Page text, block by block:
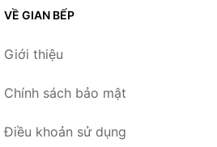
VỀ GIAN BẾP
Giới thiệu
Chính sách bảo mật
Điều khoản sử dụng